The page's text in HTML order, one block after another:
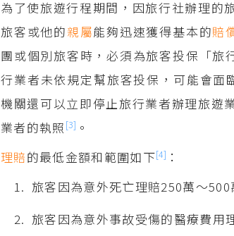
為了使旅遊行程期間，因旅行社辦理的
旅客或他的親屬能夠迅速獲得基本的賠
團或個別旅客時，必須為旅客投保「旅
行業者未依規定幫旅客投保，可能會面
機關還可以立即停止旅行業者辦理旅遊
業者的執照 [3] 。
理賠的最低金額和範圍如下[4] ：
旅客因為意外死亡理賠250萬～500
旅客因為意外事故受傷的醫療費用